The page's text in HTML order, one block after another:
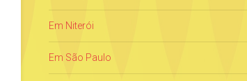
Em Niterói
Em São Paulo